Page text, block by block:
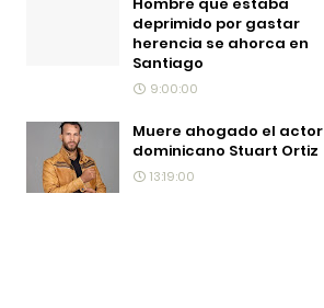
deprimido por gastar
herencia se ahorca en
Santiago
9:00:00
Muere ahogado el actor
dominicano Stuart Ortiz
13:19:00